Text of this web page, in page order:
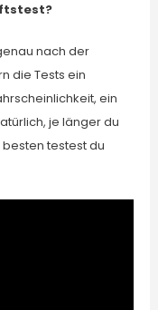
nach der
die Tests ein
ein
je länger du
testest du